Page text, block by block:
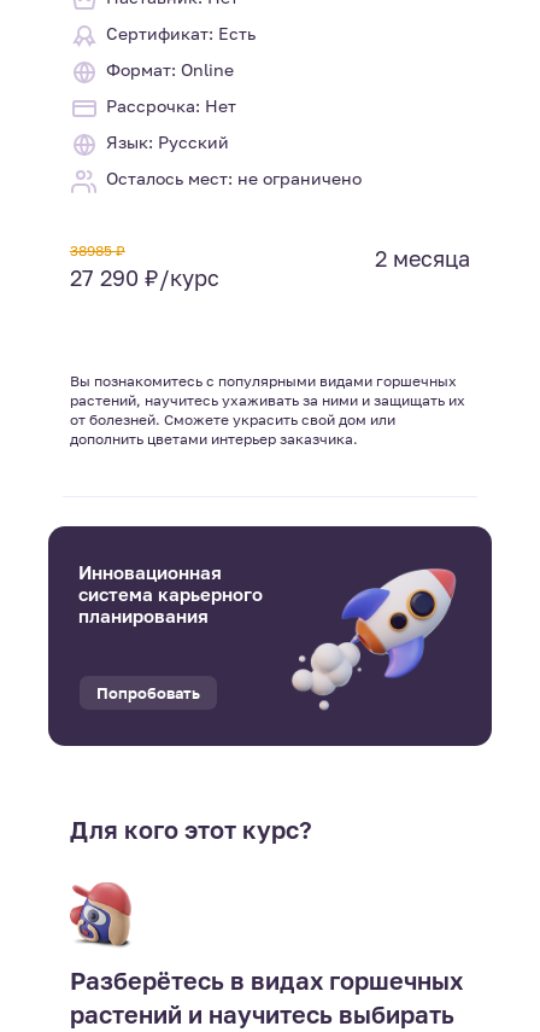
Сертификат: Есть
Формат: Online
Рассрочка: Нет
Язык: Русский
Осталось мест: не ограничено
38985 ₽
27 290 ₽/курс
2 месяца
Вы познакомитесь с популярными видами горшечных
растений, научитесь ухаживать за ними и защищать их
от болезней. Сможете украсить свой дом или
дополнить цветами интерьер заказчика.
Инновационная
система карьерного
планирования
Попробовать
Для кого этот курс?
Разберётесь в видах горшечных
растений и научитесь выбирать